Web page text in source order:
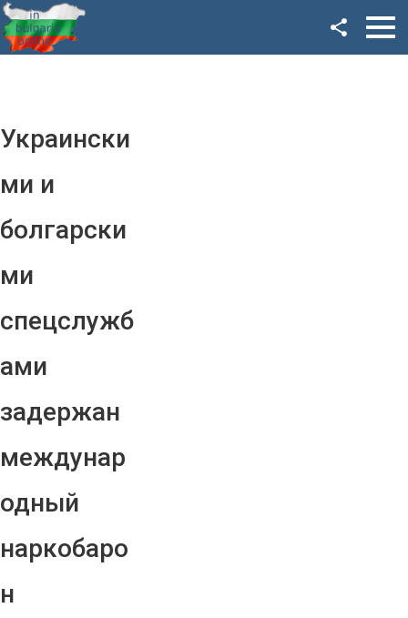
Украински
ми и
болгарски
ми
спецслужб
ами
задержан
междунар
одный
наркобаро
н